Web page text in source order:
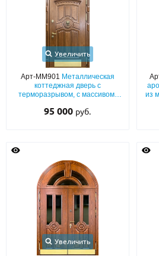
ДОСТАВКА
УСТАНОВКА
О НАС
Москве и МО
ПН-СБ - с 9:00 до
+7 (495)
Увеличить
Арт-ММ901 Металлическая
коттеджная дверь с
терморазрывом, с массивом,
кнокером и отбойником из
95 000 руб.
из
Увеличить